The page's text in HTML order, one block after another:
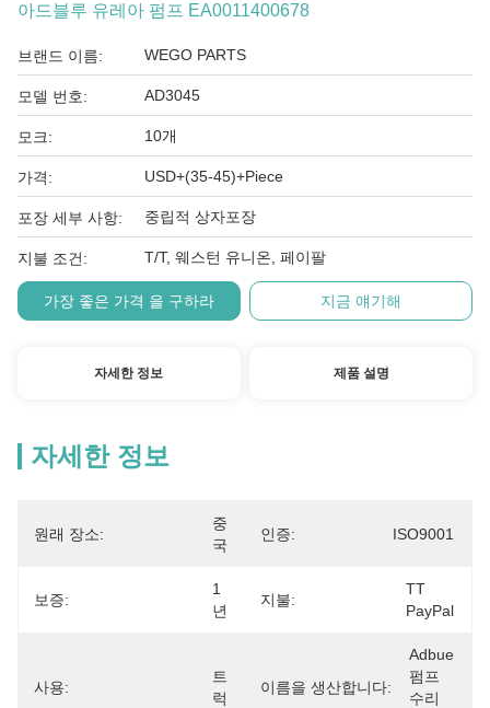
아드블루 유레아 펌프 EA0011400678
브랜드 이름: WEGO PARTS
모델 번호: AD3045
모크: 10개
가격: USD+(35-45)+Piece
포장 세부 사항: 중립적 상자포장
지불 조건: T/T, 웨스턴 유니온, 페이팔
가장 좋은 가격 을 구하라 지금 얘기해
자세한 정보 제품 설명
자세한 정보
원래 장소:
중
국
인증: ISO9001
보증:
1
년
지불:
TT
PayPal
사용:
트
럭
이름을 생산합니다:
Adbue
펌프
수리